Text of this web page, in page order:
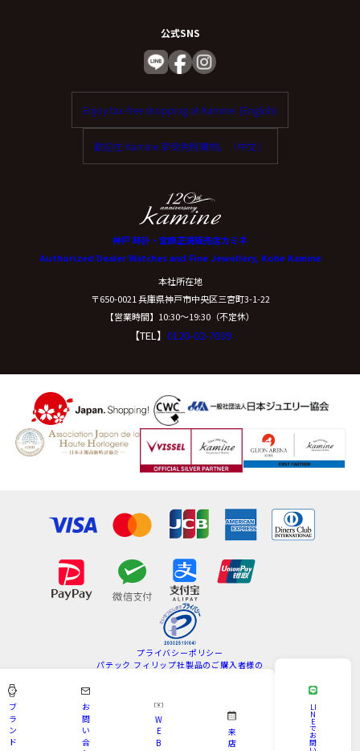
公式SNS
Enjoy tax-free shopping at Kamine. (English)
歡迎在 Kamine 享受免稅購物。（中文）
神戸 時計・宝飾正規販売店カミネ
Authorized Dealer Watches and Fine Jewellery, Kobe Kamine
本社所在地
〒650-0021 兵庫県神戸市中央区三宮町3-1-22
【営業時間】10:30〜19:30（不定休）
【TEL】 0120-02-7039
プライバシーポリシー
パテック フィリップ社製品のご購入者様の
サイトマップ
Copyright © KAMINE All Rights Reserved.
ブ
ラ
ン
ド
お
問
い
合
W
E
B
来
店
LI
N
E
で
お
問